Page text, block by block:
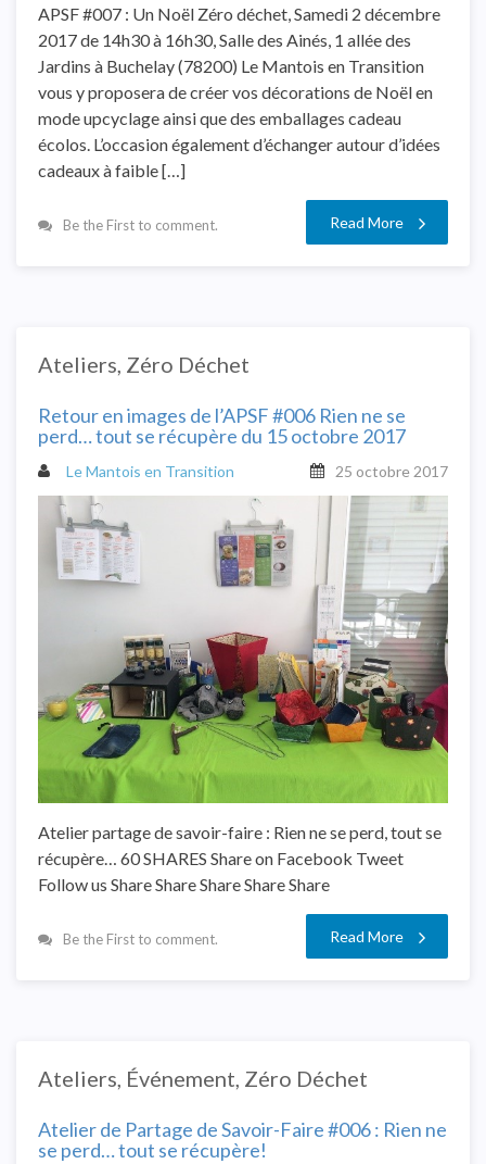
APSF #007 : Un Noël Zéro déchet, Samedi 2 décembre
2017 de 14h30 à 16h30, Salle des Ainés, 1 allée des
Jardins à Buchelay (78200) Le Mantois en Transition
vous y proposera de créer vos décorations de Noël en
mode upcyclage ainsi que des emballages cadeau
écolos. L’occasion également d’échanger autour d’idées
cadeaux à faible […]
Be the First to comment. Read More
Ateliers Zéro Déchet
Retour en images de l’APSF #006 Rien ne se
perd… tout se récupère du 15 octobre 2017
Le Mantois en Transition 25 octobre 2017
Atelier partage de savoir-faire : Rien ne se perd, tout se
récupère… 60 SHARES Share on Facebook Tweet
Follow us Share Share Share Share Share
Be the First to comment. Read More
Ateliers, Événement, Zéro Déchet
Atelier de Partage de Savoir-Faire #006 : Rien ne
se perd… tout se récupère!